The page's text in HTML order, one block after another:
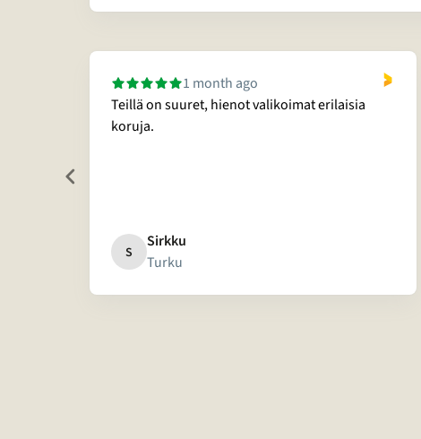
1 month ago
Teillä on suuret, hienot valikoimat erilaisia
koruja.
S
Sirkku
Turku